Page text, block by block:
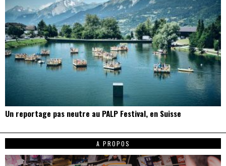
Un reportage pas neutre au PALP Festival, en Suisse
A PROPOS